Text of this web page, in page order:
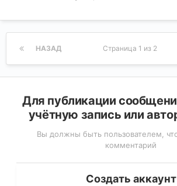
НАЗАД Страница 1 из 2
Для публикации
учётную запись или
Вы должны быть пользователем,
комментарий
Создать аккаунт